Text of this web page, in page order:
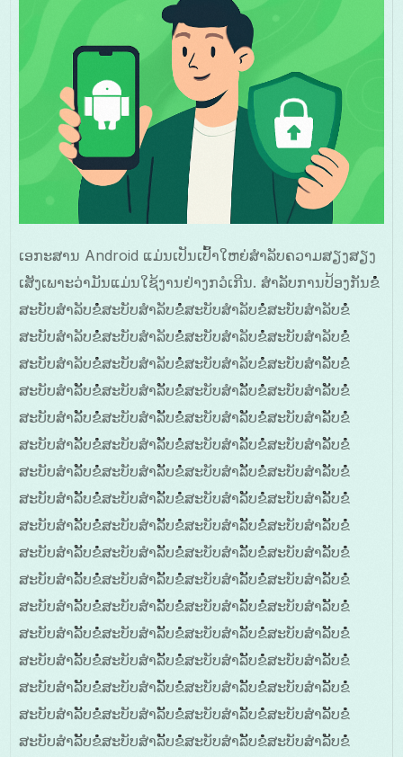
ເອກະສານ Android ແມ່ນເປັນເປົ້າໃຫຍ່ສໍາລັບຄວາມສຽງສຽງ
ເສັງເພາະວ່າມັນແມ່ນໃຊ້ງານຢ່າງກວໍເກີນ. ສໍາລັບການປ້ອງກັນຂໍໍໍໍ
ສະບັບສໍາລັບຂໍໍໍສະບັບສໍາລັບຂໍໍໍສະບັບສໍາລັບຂໍໍໍສະບັບສໍາລັບຂໍໍໍ
ສະບັບສໍາລັບຂໍໍໍສະບັບສໍາລັບຂໍໍໍສະບັບສໍາລັບຂໍໍໍສະບັບສໍາລັບຂໍໍໍ
ສະບັບສໍາລັບຂໍໍໍສະບັບສໍາລັບຂໍໍໍສະບັບສໍາລັບຂໍໍໍສະບັບສໍາລັັບຂໍໍໍ
ສະບັບສໍາລັັບຂໍໍໍສະບັບສໍາລັັບຂໍໍໍສະບັບສໍາລັັບຂໍໍໍສະບັບສໍາລັັບຂໍໍໍ
ສະບັບສໍາລັັບຂໍໍໍສະບັບສໍາລັັບຂໍໍໍສະບັບສໍາລັັບຂໍໍໍສະບັບສໍາລັັບຂໍໍໍ
ສະບັບສໍາລັັບຂໍໍໍສະບັບສໍາລັັບຂໍໍໍສະບັບສໍາລັັບຂໍໍໍສະບັບສໍາລັັບຂໍໍໍ
ສະບັບສໍາລັັບຂໍໍໍສະບັບສໍາລັັບຂໍໍໍສະບັບສໍາລັັບຂໍໍໍສະບັບສໍາລັັບຂໍໍໍ
ສະບັບສໍາລັັບຂໍໍໍສະບັບສໍາລັັບຂໍໍໍສະບັບສໍາລັັບຂໍໍໍສະບັບສໍາລັັບຂໍໍໍ
ສະບັບສໍາລັັບຂໍໍໍສະບັບສໍາລັັບຂໍໍໍສະບັບສໍາລັັບຂໍໍໍສະບັບສໍາລັັບຂໍໍໍ
ສະບັບສໍາລັັບຂໍໍໍສະບັບສໍາລັັບຂໍໍໍສະບັບສໍາລັັບຂໍໍໍສະບັບສໍາລັັບຂໍໍໍ
ສະບັບສໍາລັັບຂໍໍໍສະບັບສໍາລັັບຂໍໍໍສະບັບສໍາລັັບຂໍໍໍສະບັບສໍາລັັບຂໍໍໍ
ສະບັບສໍາລັັບຂໍໍໍສະບັບສໍາລັັບຂໍໍໍສະບັບສໍາລັັບຂໍໍໍສະບັບສໍາລັັບຂໍໍໍ
ສະບັບສໍາລັັບຂໍໍໍສະບັບສໍາລັັບຂໍໍໍສະບັບສໍາລັັບຂໍໍໍສະບັບສໍາລັັບຂໍໍໍ
ສະບັບສໍາລັັບຂໍໍໍສະບັບສໍາລັັບຂໍໍໍສະບັບສໍາລັັບຂໍໍໍສະບັບສໍາລັັບຂໍໍໍ
ສະບັບສໍາລັັບຂໍໍໍສະບັບສໍາລັັບຂໍໍໍສະບັບສໍາລັັບຂໍໍໍສະບັບສໍາລັັບຂໍໍໍ
ສະບັບສໍາລັັບຂໍໍໍສະບັບສໍາລັັບຂໍໍໍສະບັບສໍາລັັບຂໍໍໍສະບັບສໍາລັັບຂໍໍໍ
ສະບັບສໍາລັັບຂໍໍໍສະບັບສໍາລັັບຂໍໍໍສະບັບສໍາລັັບຂໍໍໍສະບັບສໍາລັັບຂໍໍໍ